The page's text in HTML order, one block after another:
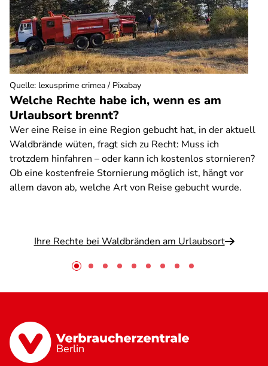
Welche Rechte habe ich, wenn es am
Urlaubsort brennt?
Wer eine Reise in eine Region gebucht hat, in der aktuell
Waldbrände wüten, fragt sich zu Recht: Muss ich
trotzdem hinfahren – oder kann ich kostenlos stornieren?
Ob eine kostenfreie Stornierung möglich ist, hängt vor
allem davon ab, welche Art von Reise gebucht wurde.
Ihre Rechte bei Waldbränden am Urlaubsort
Quelle: lexusprime crimea / Pixabay
Berlin